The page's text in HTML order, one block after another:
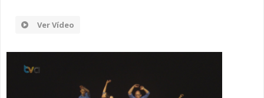
Ver Vídeo